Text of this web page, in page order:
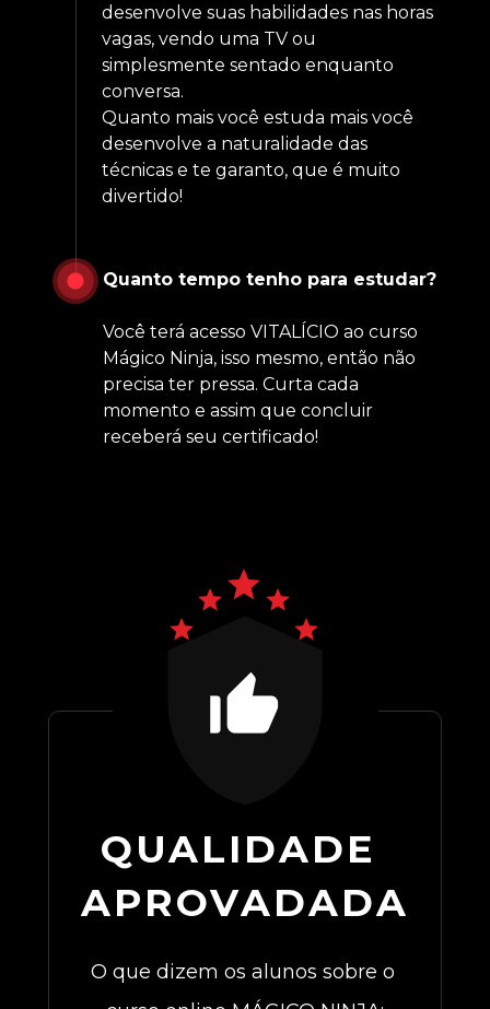
desenvolve suas habilidades nas horas
vagas, vendo uma TV ou
simplesmente sentado enquanto
conversa.
Quanto mais você estuda mais você
desenvolve a naturalidade das
técnicas e te garanto, que é muito
divertido!
Quanto tempo tenho para estudar?
Você terá acesso VITALÍCIO ao curso
Mágico Ninja, isso mesmo, então não
precisa ter pressa. Curta cada
momento e assim que concluir
receberá seu certificado!
QUALIDADE
APROVADADA
O que dizem os alunos sobre o